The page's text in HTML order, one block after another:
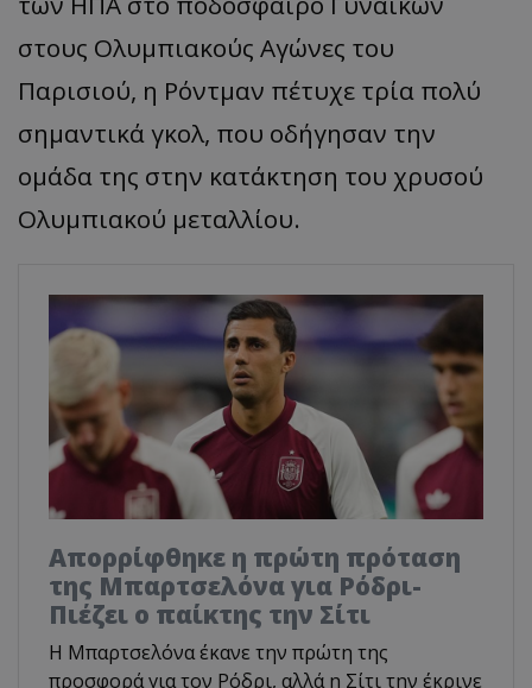
στους Ολυμπιακούς Αγώνες του
Παρισιού, η Ρόντμαν πέτυχε τρία πολύ
σημαντικά γκολ, που οδήγησαν την
ομάδα της στην κατάκτηση του χρυσού
Ολυμπιακού μεταλλίου.
Απορρίφθηκε η πρώτη πρόταση
της Μπαρτσελόνα για Ρόδρι-
Πιέζει ο παίκτης την Σίτι
Η Μπαρτσελόνα έκανε την πρώτη της
προσφορά για τον Ρόδρι, αλλά η Σίτι την έκρινε